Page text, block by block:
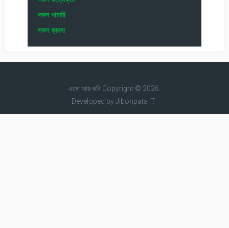
সফল খামারি
সফল ব্যবসা
এসো আয় করিCopyright © 2026.
Developed byJibonpata IT